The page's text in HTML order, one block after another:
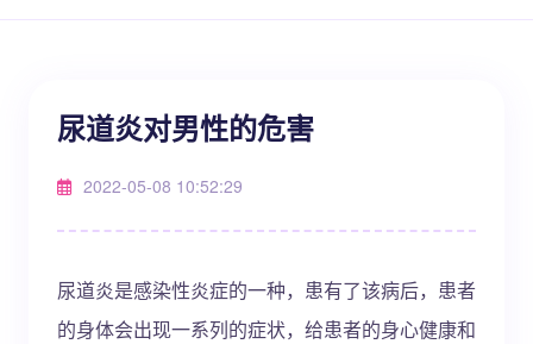
尿道炎对男性的危害
2022-05-08 10:52:29
尿道炎是感染性炎症的一种，患有了该病后，患者
的身体会出现一系列的症状，给患者的身心健康和